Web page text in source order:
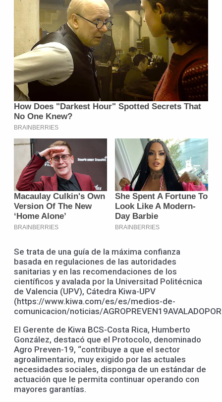
Se trata de una guía de la máxima confianza
basada en regulaciones de las autoridades
sanitarias y en las recomendaciones de los
científicos y avalada por la Universitad Politécnica
de Valencia (UPV), Cátedra Kiwa-UPV
(https://www.kiwa.com/es/es/medios-de-
comunicacion/noticias/
El Gerente de Kiwa BCS-Costa Rica, Humberto
González, destacó que el Protocolo, denominado
Agro Preven-19, “contribuye a que el sector
agroalimentario, muy exigido por las actuales
necesidades sociales, disponga de un estándar de
actuación que le permita continuar operando con
mayores garantías.